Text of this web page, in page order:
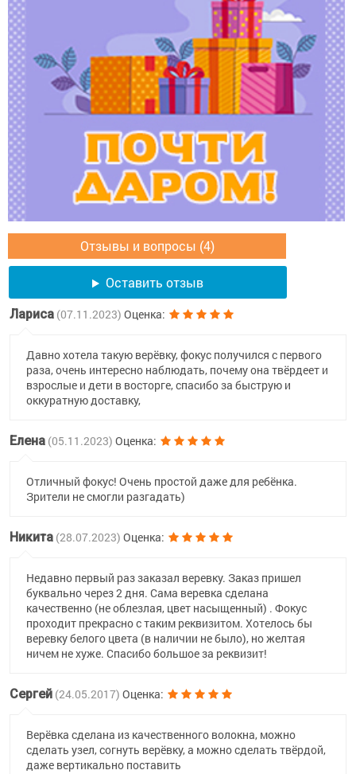
Отзывы и вопросы (4)
Оставить отзыв
Лариса (07.11.2023) Оценка:
Давно хотела такую верёвку, фокус получился с первого
раза, очень интересно наблюдать, почему она твёрдеет и
взрослые и дети в восторге, спасибо за быструю и
оккуратную доставку,
Елена (05.11.2023) Оценка:
Отличный фокус! Очень простой даже для ребёнка.
Зрители не смогли разгадать)
Никита (28.07.2023) Оценка:
Недавно первый раз заказал веревку. Заказ пришел
буквально через 2 дня. Сама веревка сделана
качественно (не облезлая, цвет насыщенный) . Фокус
проходит прекрасно с таким реквизитом. Хотелось бы
веревку белого цвета (в наличии не было), но желтая
ничем не хуже. Спасибо большое за реквизит!
Сергей (24.05.2017) Оценка:
Верёвка сделана из качественного волокна, можно
сделать узел, согнуть верёвку, а можно сделать твёрдой,
даже вертикально поставить